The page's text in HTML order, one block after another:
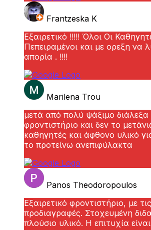
Frantzeska K
Εξαιρετικό !!!!! Όλοι Οι
Πεπειραμένοι και με ορεξη να
απορία . !!!!
Marilena Trou
μετά από πολύ ψάξιμο διάλεξα
φροντιστήριο και δεν το
καθηγητές και άφθονο υλικό
το προτείνω ανεπιφύλακτα
Panos Theodoropoulos
Εξαιρετικό φροντιστήριο, με
προδιαγραφές. Στοχευμένη
πλούσιο υλικό. Η επιτυχία